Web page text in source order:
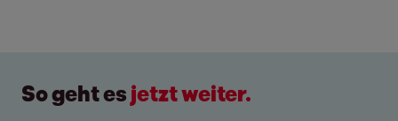
So geht es jetzt weiter.